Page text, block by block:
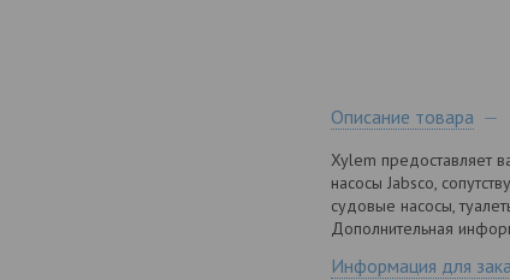
Описание товара
Xylem предоставляет
насосы Jabsco,
судовые насосы,
Дополнительная
Информация для